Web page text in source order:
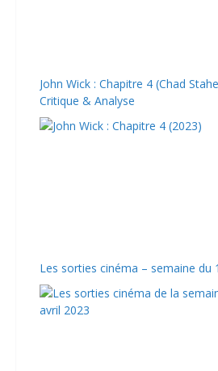
John Wick : Chapitre 4 (Chad
Critique & Analyse
Les sorties cinéma – semaine du